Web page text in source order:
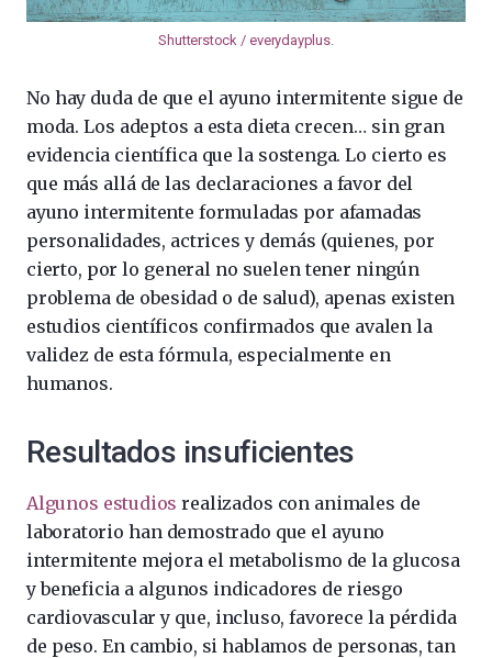
Shutterstock / everydayplus.
No hay duda de que el ayuno intermitente sigue de
moda. Los adeptos a esta dieta crecen… sin gran
evidencia científica que la sostenga. Lo cierto es
que más allá de las declaraciones a favor del
ayuno intermitente formuladas por afamadas
personalidades, actrices y demás (quienes, por
cierto, por lo general no suelen tener ningún
problema de obesidad o de salud), apenas existen
estudios científicos confirmados que avalen la
validez de esta fórmula, especialmente en
humanos.
Resultados insuficientes
Algunos estudios realizados con animales de
laboratorio han demostrado que el ayuno
intermitente mejora el metabolismo de la glucosa
y beneficia a algunos indicadores de riesgo
cardiovascular y que, incluso, favorece la pérdida
de peso. En cambio, si hablamos de personas, tan